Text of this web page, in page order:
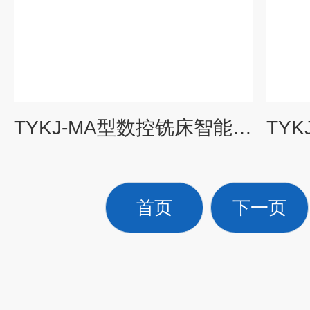
TYKJ-MA型数控铣床智能化实训维修考核设备|数控机床综合实训装置
首页 下一页